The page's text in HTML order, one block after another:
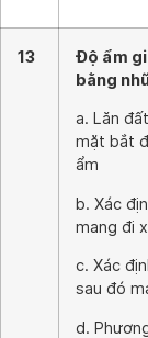
13
Độ ẩm
bằng
a. Lăn
mặt bắt
ẩm
b. Xác
mang đi
c. Xác
sau đó
d.